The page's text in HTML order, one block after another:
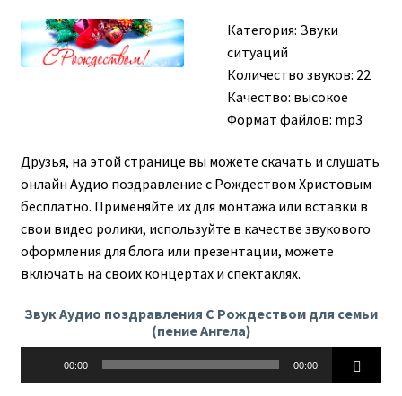
Категория: Звуки
ситуаций
Количество звуков: 22
Качество: высокое
Формат файлов: mp3
Друзья, на этой странице вы можете скачать и слушать
онлайн Аудио поздравление с Рождеством Христовым
бесплатно. Применяйте их для монтажа или вставки в
свои видео ролики, используйте в качестве звукового
оформления для блога или презентации, можете
включать на своих концертах и спектаклях.
Звук Аудио поздравления С Рождеством для семьи
(пение Ангела)
00:00 00:00